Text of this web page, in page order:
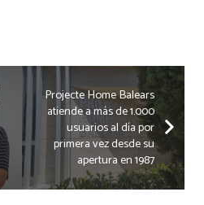
Projecte Home Balears
atiende a más de 1.000
usuarios al día por
primera vez desde su
apertura en 1987